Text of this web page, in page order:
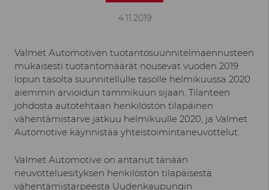
4.11.2019
Valmet Automotiven tuotantosuunnitelmaennusteen
mukaisesti tuotantomäärät nousevat vuoden 2019
lopun tasolta suunnitellulle tasolle helmikuussa 2020
aiemmin arvioidun tammikuun sijaan. Tilanteen
johdosta autotehtaan henkilöstön tilapäinen
vähentämistarve jatkuu helmikuulle 2020, ja Valmet
Automotive käynnistää yhteistoimintaneuvottelut.
Valmet Automotive on antanut tänään
neuvotteluesityksen henkilöstön tilapäisestä
vähentämistarpeesta Uudenkaupungin